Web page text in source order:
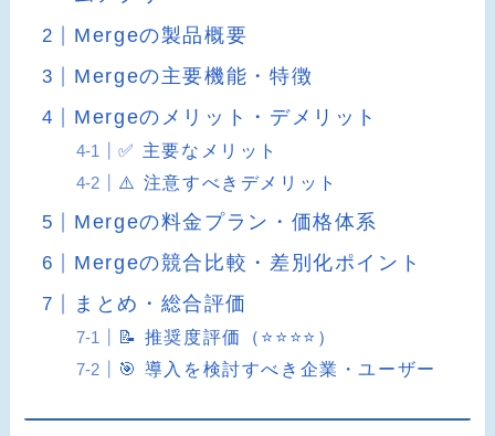
Mergeの製品概要
Mergeの主要機能・特徴
Mergeのメリット・デメリット
✅ 主要なメリット
⚠️ 注意すべきデメリット
Mergeの料金プラン・価格体系
Mergeの競合比較・差別化ポイント
まとめ・総合評価
📝 推奨度評価（⭐️⭐️⭐️⭐️）
🎯 導入を検討すべき企業・ユーザー